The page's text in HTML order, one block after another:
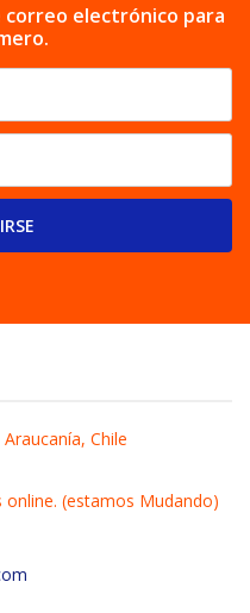
electrónico para
Chile
online. (estamos Mudando)